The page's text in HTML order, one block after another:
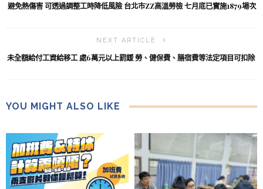
避免熱傷害 可透過調整工時降低風險 台北市ZZ高溫勞檢 七月底已實施1879場次
NEXT ARTICLE
未全額給付工資給移工 處6萬元以上罰鍰 勞、健保費、膳宿費等法定項目可扣除
YOU MIGHT ALSO LIKE